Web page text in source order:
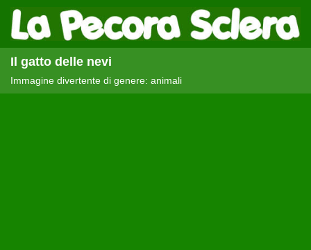
Il gatto delle nevi
Immagine divertente di genere: animali